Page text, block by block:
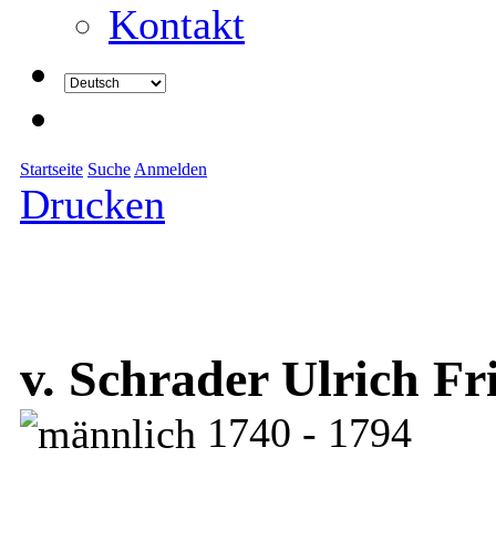
Kontakt
Startseite Suche Anmelden
Drucken
v. Schrader Ulrich
1740 - 1794